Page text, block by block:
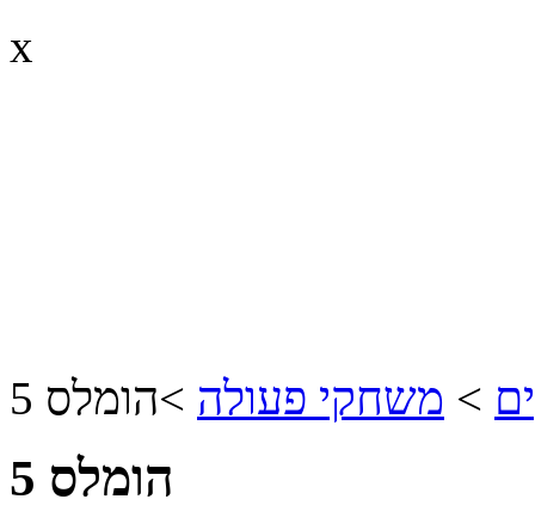
x
> משחקי פעולה >הומלס 5
הומלס 5